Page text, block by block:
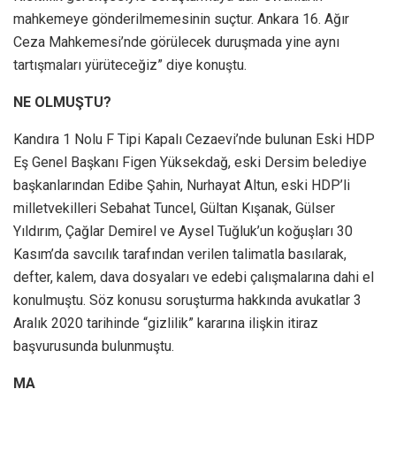
mahkemeye gönderilmemesinin suçtur. Ankara 16. Ağır
Ceza Mahkemesi’nde görülecek duruşmada yine aynı
tartışmaları yürüteceğiz” diye konuştu.
NE OLMUŞTU?
Kandıra 1 Nolu F Tipi Kapalı Cezaevi’nde bulunan Eski HDP
Eş Genel Başkanı Figen Yüksekdağ, eski Dersim belediye
başkanlarından Edibe Şahin, Nurhayat Altun, eski HDP’li
milletvekilleri Sebahat Tuncel, Gültan Kışanak, Gülser
Yıldırım, Çağlar Demirel ve Aysel Tuğluk’un koğuşları 30
Kasım’da savcılık tarafından verilen talimatla basılarak,
defter, kalem, dava dosyaları ve edebi çalışmalarına dahi el
konulmuştu. Söz konusu soruşturma hakkında avukatlar 3
Aralık 2020 tarihinde “gizlilik” kararına ilişkin itiraz
başvurusunda bulunmuştu.
MA